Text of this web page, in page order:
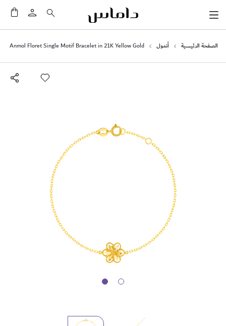
الصفحة الرئيسية أنمول Anmol Floret Single Motif Bracelet in 21K Yellow Gold